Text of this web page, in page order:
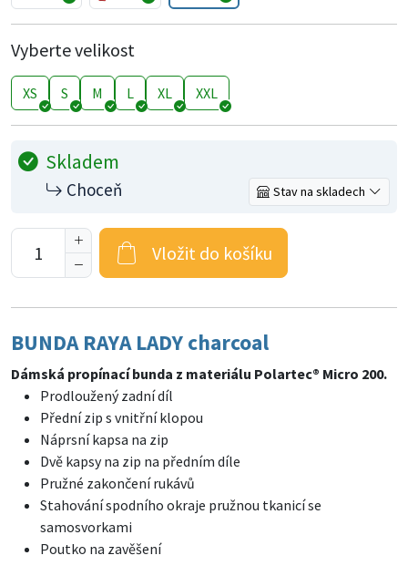
Vyberte velikost
XS S M L XL XXL
Skladem
Choceň Stav na skladech
Vložit do košíku
BUNDA RAYA LADY charcoal
Dámská propínací bunda z materiálu Polartec® Micro 200.
Prodloužený zadní díl
Přední zip s vnitřní klopou
Náprsní kapsa na zip
Dvě kapsy na zip na předním díle
Pružné zakončení rukávů
Stahování spodního okraje pružnou tkanicí se
samosvorkami
Poutko na zavěšení